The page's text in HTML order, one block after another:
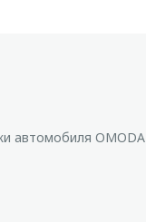
автомобиля OMODA